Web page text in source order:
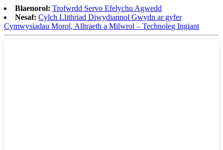
Blaenorol: Trofwrdd Servo Efelychu Agwedd
Nesaf: Cylch Llithriad Diwydiannol Gwydn ar gyfer
Cymwysiadau Morol, Alltraeth a Milwrol – Technoleg Ingiant